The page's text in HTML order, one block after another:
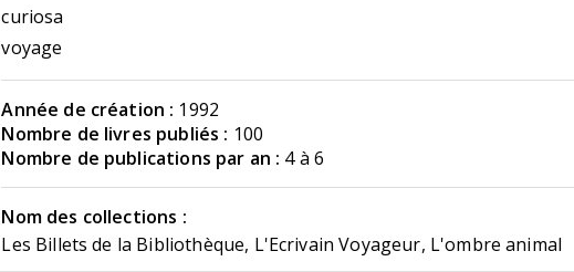
curiosa
voyage
Année de création : 1992
Nombre de livres publiés : 100
Nombre de publications par an : 4 à 6
Nom des collections :
Les Billets de la Bibliothèque, L'Ecrivain Voyageur, L'ombre animal